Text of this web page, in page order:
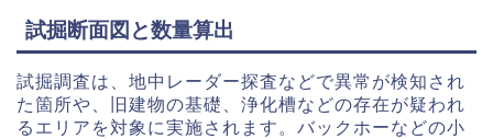
試掘断面図と数量算出
試掘調査は、地中レーダー探査などで異常が検知され
た箇所や、旧建物の基礎、浄化槽などの存在が疑われ
るエリアを対象に実施されます。バックホーなどの小